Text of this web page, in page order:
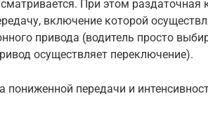
При этом
включение которой
привода (водитель просто
осуществляет переключение).
пониженной передачи и